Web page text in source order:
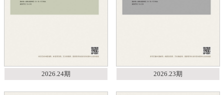
2026.24期 2026.23期